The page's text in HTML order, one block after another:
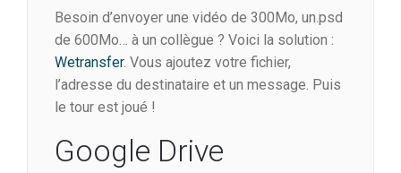
Besoin d’envoyer une vidéo de 300Mo, un.psd
de 600Mo… à un collègue ? Voici la solution :
Wetransfer. Vous ajoutez votre fichier,
l’adresse du destinataire et un message. Puis
le tour est joué !
Google Drive